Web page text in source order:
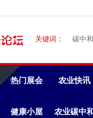
关键词： 碳中和
热门展会 农业快讯
健康小屋 农业碳中和